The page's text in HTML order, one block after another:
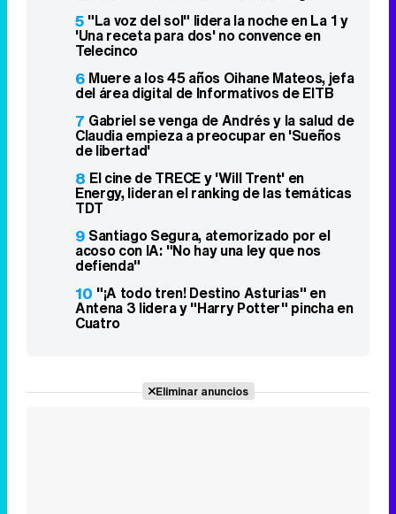
5 "La voz del sol" lidera la noche en La 1 y
'Una receta para dos' no convence en
Telecinco
6 Muere a los 45 años Oihane Mateos, jefa
del área digital de Informativos de EITB
7 Gabriel se venga de Andrés y la salud de
Claudia empieza a preocupar en 'Sueños
de libertad'
8 El cine de TRECE y 'Will Trent' en
Energy, lideran el ranking de las temáticas
TDT
9 Santiago Segura, atemorizado por el
acoso con IA: "No hay una ley que nos
defienda"
10 "¡A todo tren! Destino Asturias" en
Antena 3 lidera y "Harry Potter" pincha en
Cuatro
Eliminar anuncios